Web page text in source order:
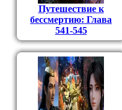
Путешествие к
бессмертию: Глава
541-545